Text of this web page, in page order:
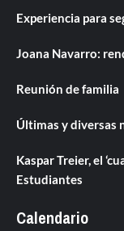
Experiencia para
Joana Navarro:
Reunión de familia
Últimas y diversas
Kaspar Treier, el
Estudiantes
Calendario